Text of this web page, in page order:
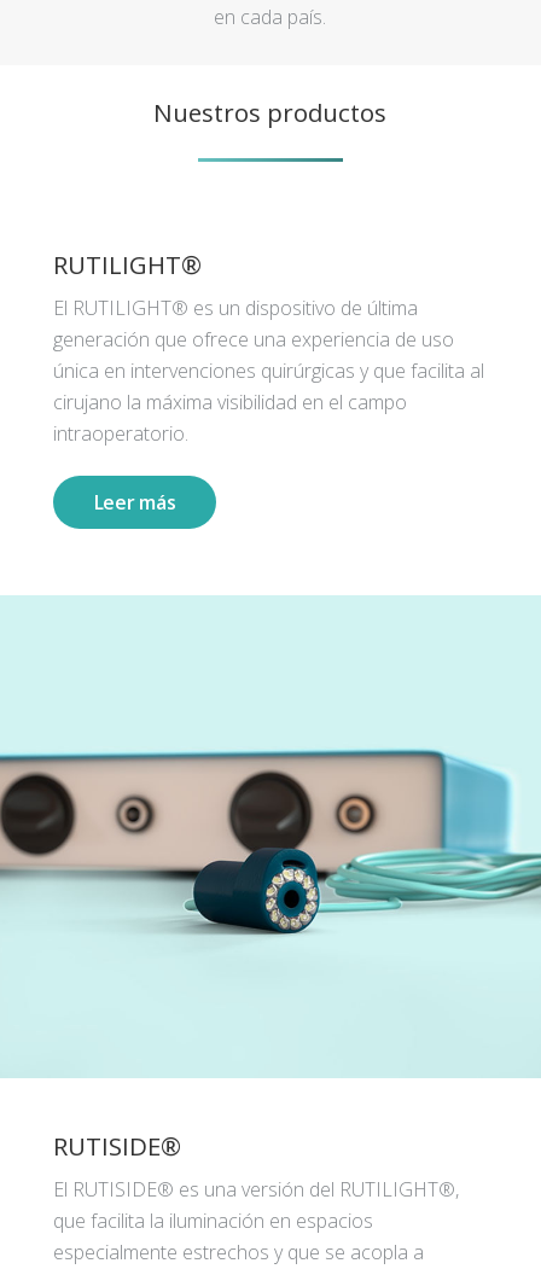
en cada país.
Nuestros productos
RUTILIGHT®
El RUTILIGHT® es un dispositivo de última
generación que ofrece una experiencia de uso
única en intervenciones quirúrgicas y que facilita al
cirujano la máxima visibilidad en el campo
intraoperatorio.
Leer más
RUTISIDE®
El RUTISIDE® es una versión del RUTILIGHT®,
que facilita la iluminación en espacios
especialmente estrechos y que se acopla a